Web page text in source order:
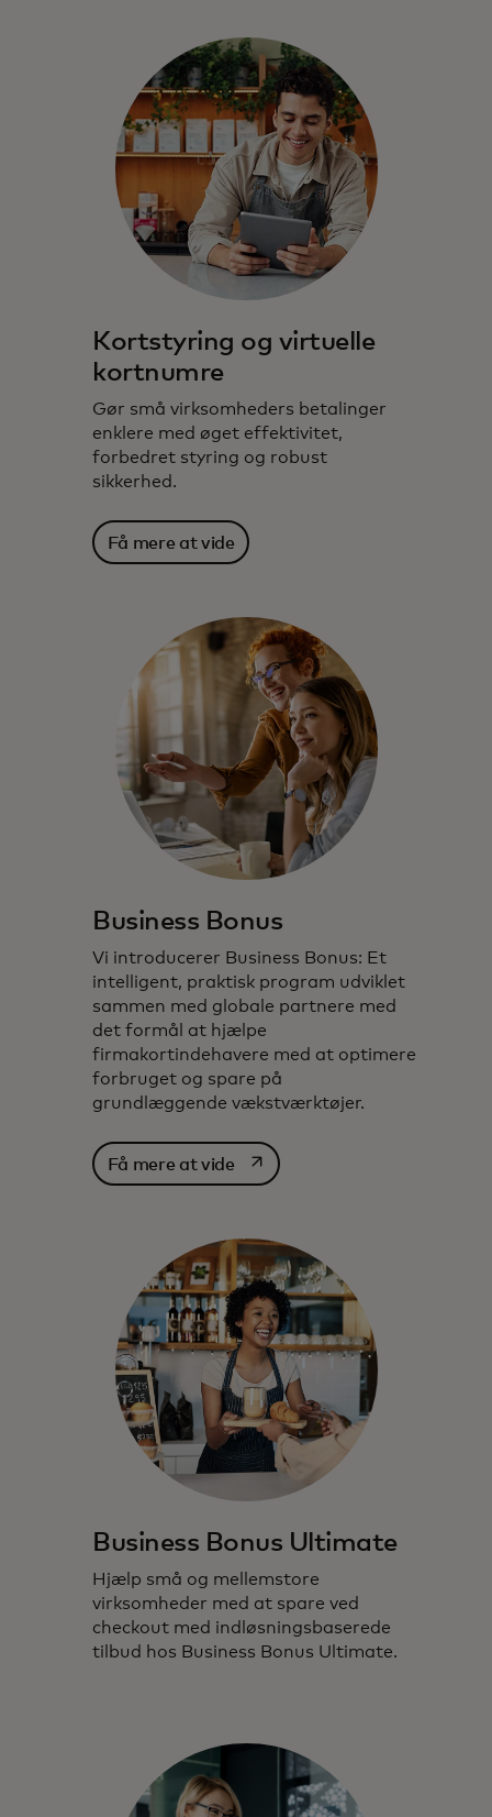
Kortstyring og virtuelle
kortnumre
Gør små virksomheders betalinger
enklere med øget effektivitet,
forbedret styring og robust
sikkerhed.
Få mere at vide
Business Bonus
Vi introducerer Business Bonus: Et
intelligent, praktisk program udviklet
sammen med globale partnere med
det formål at hjælpe
firmakortindehavere med at optimere
forbruget og spare på
grundlæggende vækstværktøjer.
Få mere at videopens in a new tab
Business Bonus Ultimate
Hjælp små og mellemstore
virksomheder med at spare ved
checkout med indløsningsbaserede
tilbud hos Business Bonus Ultimate.